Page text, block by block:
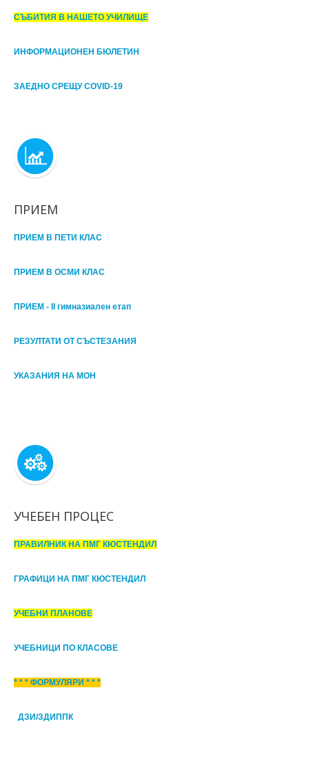
СЪБИТИЯ В НАШЕТО УЧИЛИЩЕ
ИНФОРМАЦИОНЕН БЮЛЕТИН
ЗАЕДНО СРЕЩУ COVID-19
ПРИЕМ
ПРИЕМ В ПЕТИ КЛАС
ПРИЕМ В ОСМИ КЛАС
ПРИЕМ - II гимназиален етап
РЕЗУЛТАТИ ОТ СЪСТЕЗАНИЯ
УКАЗАНИЯ НА МОН
УЧЕБЕН ПРОЦЕС
ПРАВИЛНИК НА ПМГ КЮСТЕНДИЛ
ГРАФИЦИ НА ПМГ КЮСТЕНДИЛ
УЧЕБНИ ПЛАНОВЕ
УЧЕБНИЦИ ПО КЛАСОВЕ
* * * ФОРМУЛЯРИ * * *
ДЗИ/ЗДИППК